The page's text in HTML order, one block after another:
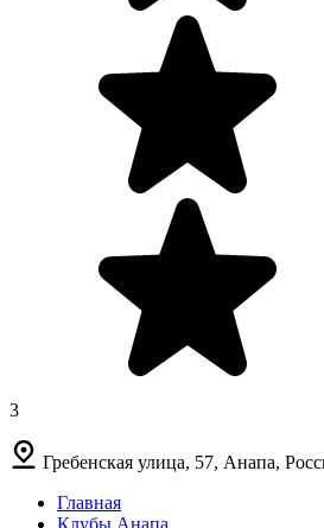
3
Гребенская улица, 57, Анапа,
Главная
Клубы Анапа